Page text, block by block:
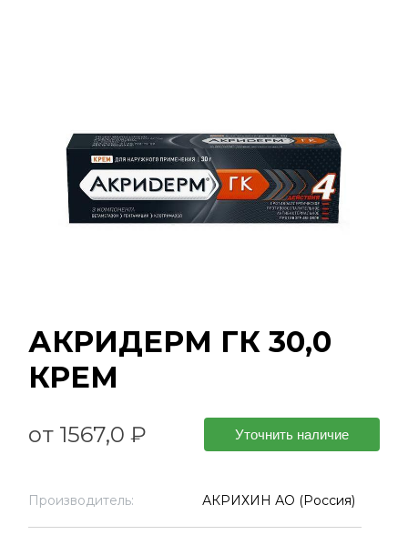
АКРИДЕРМ ГК 30,0
КРЕМ
от 1567,0 ₽ Уточнить наличие
Производитель: АКРИХИН АО (Россия)